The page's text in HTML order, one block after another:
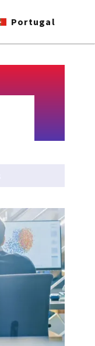
Portugal